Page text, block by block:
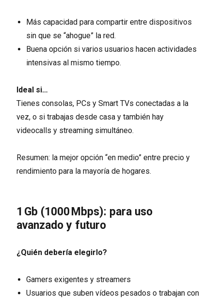
Más capacidad para compartir entre dispositivos
sin que se “ahogue” la red.
Buena opción si varios usuarios hacen actividades
intensivas al mismo tiempo.
Ideal si…
Tienes consolas, PCs y Smart TVs conectadas a la
vez, o si trabajas desde casa y también hay
videocalls y streaming simultáneo.
Resumen: la mejor opción “en medio” entre precio y
rendimiento para la mayoría de hogares.
1 Gb (1000 Mbps): para uso
avanzado y futuro
¿Quién debería elegirlo?
Gamers exigentes y streamers
Usuarios que suben vídeos pesados o trabajan con